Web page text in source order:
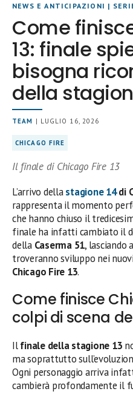
NEWS E ANTICIPAZIONI |
Come
13: finale
bisogna
della
TEAM | LUGLIO 16, 2026
CHICAGO FIRE
Il finale di Chicago Fire 13
L’arrivo dellastagione 14di
rappresenta il momento
che hanno chiuso il
finale ha infatti cambiato il
della Caserma 51, lasciando
troveranno sviluppo nei
Chicago Fire 13.
Come finisce
colpi di scena
Ilfinale della stagione 13
ma soprattutto
Ogni personaggio arriva
cambierà profondamente il